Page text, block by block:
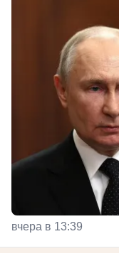
вчера в 13:39